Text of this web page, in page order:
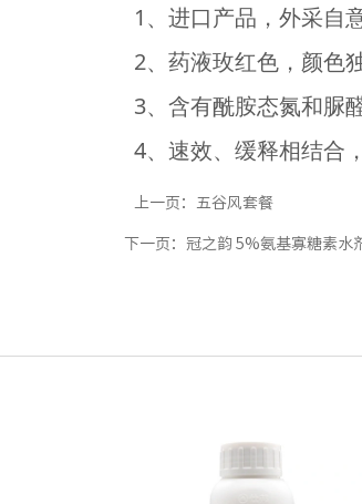
1、进口产品，外采自
2、药液玫红色，颜色独
3、含有酰胺态氮和脲
4、速效、缓释相结合
上一页： 五谷风套餐
下一页： 冠之韵 5%氨基寡糖素水